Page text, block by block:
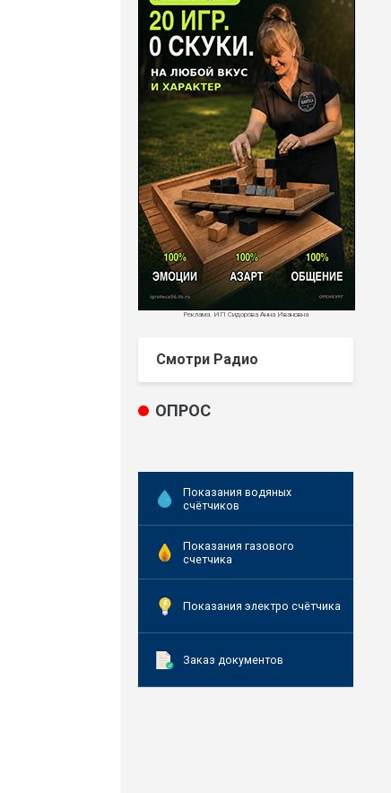
Реклама. ИП Сидорова Анна Ивановна
Смотри Радио
ОПРОС
Показания водяных
счётчиков
Показания газового
счетчика
Показания электро счётчика
Заказ документов